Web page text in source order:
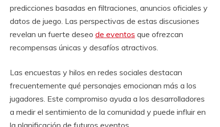
predicciones basadas en filtraciones, anuncios oficiales y
datos de juego. Las perspectivas de estas discusiones
revelan un fuerte deseo de eventos que ofrezcan
recompensas únicas y desafíos atractivos.
Las encuestas y hilos en redes sociales destacan
frecuentemente qué personajes emocionan más a los
jugadores. Este compromiso ayuda a los desarrolladores
a medir el sentimiento de la comunidad y puede influir en
la planificación de futuros eventos.